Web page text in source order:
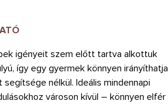
igényeit szem előtt tartva alkottuk
így egy gyermek könnyen irányíthatja
nélkül. Ideális mindennapi
városon kívül – könnyen elfér